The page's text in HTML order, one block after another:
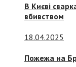
В Києві
вбивством
18.04.2025
Пожежа на